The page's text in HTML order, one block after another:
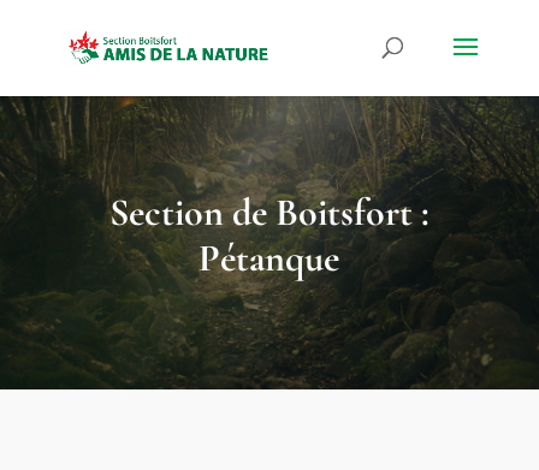
Section de Boitsfort :
Pétanque